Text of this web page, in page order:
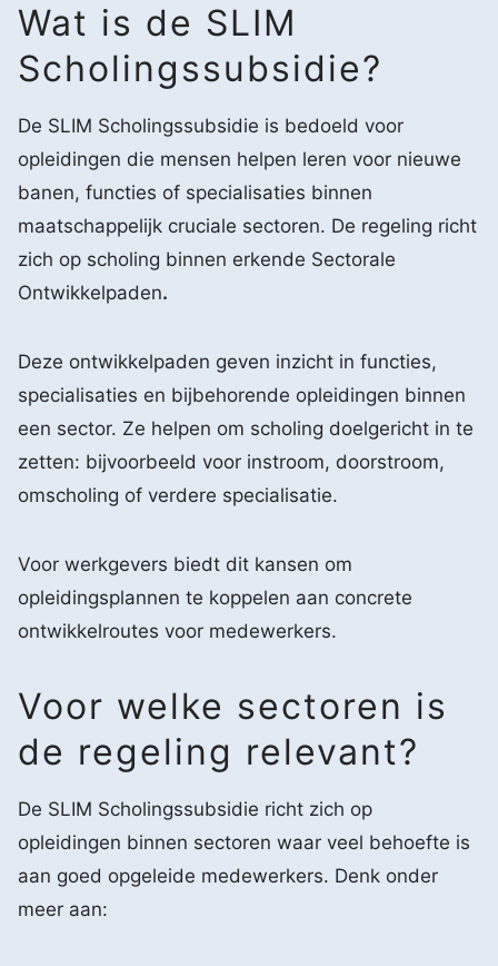
Wat is de SLIM
Scholingssubsidie?
De SLIM Scholingssubsidie is bedoeld voor
opleidingen die mensen helpen leren voor nieuwe
banen, functies of specialisaties binnen
maatschappelijk cruciale sectoren. De regeling richt
zich op scholing binnen erkende Sectorale
Ontwikkelpaden.
Deze ontwikkelpaden geven inzicht in functies,
specialisaties en bijbehorende opleidingen binnen
een sector. Ze helpen om scholing doelgericht in te
zetten: bijvoorbeeld voor instroom, doorstroom,
omscholing of verdere specialisatie.
Voor werkgevers biedt dit kansen om
opleidingsplannen te koppelen aan concrete
ontwikkelroutes voor medewerkers.
Voor welke sectoren is
de regeling relevant?
De SLIM Scholingssubsidie richt zich op
opleidingen binnen sectoren waar veel behoefte is
aan goed opgeleide medewerkers. Denk onder
meer aan: